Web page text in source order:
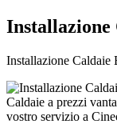
Installazione
Installazione Caldaie